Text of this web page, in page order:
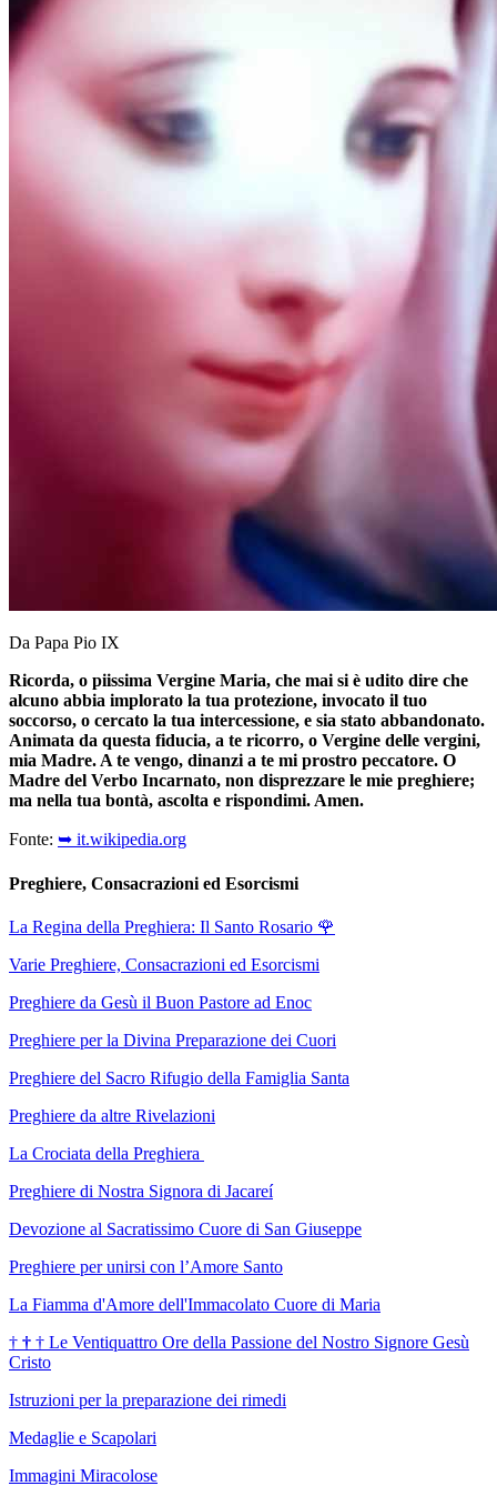
Da Papa Pio IX
Ricorda, o piissima Vergine Maria, che mai si è udito dire che
alcuno abbia implorato la tua protezione, invocato il tuo
soccorso, o cercato la tua intercessione, e sia stato abbandonato.
Animata da questa fiducia, a te ricorro, o Vergine delle vergini,
mia Madre. A te vengo, dinanzi a te mi prostro peccatore. O
Madre del Verbo Incarnato, non disprezzare le mie preghiere;
ma nella tua bontà, ascolta e rispondimi. Amen.
Fonte: ➥ it.wikipedia.org
Preghiere, Consacrazioni ed Esorcismi
La Regina della Preghiera: Il Santo Rosario 🌹
Varie Preghiere, Consacrazioni ed Esorcismi
Preghiere da Gesù il Buon Pastore ad Enoc
Preghiere per la Divina Preparazione dei Cuori
Preghiere del Sacro Rifugio della Famiglia Santa
Preghiere da altre Rivelazioni
La Crociata della Preghiera
Preghiere di Nostra Signora di Jacareí
Devozione al Sacratissimo Cuore di San Giuseppe
Preghiere per unirsi con l’Amore Santo
La Fiamma d'Amore dell'Immacolato Cuore di Maria
† † † Le Ventiquattro Ore della Passione del Nostro Signore Gesù
Cristo
Istruzioni per la preparazione dei rimedi
Medaglie e Scapolari
Immagini Miracolose